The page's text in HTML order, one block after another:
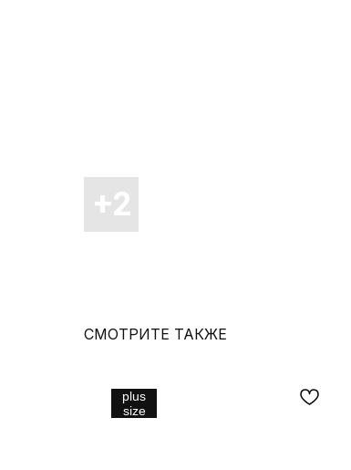
СМОТРИТЕ ТАКЖЕ
plus
size